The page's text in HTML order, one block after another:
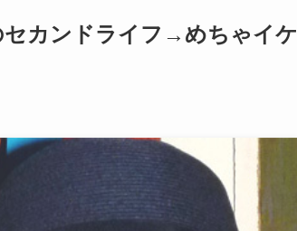
セカンドライフ→めちゃイケ